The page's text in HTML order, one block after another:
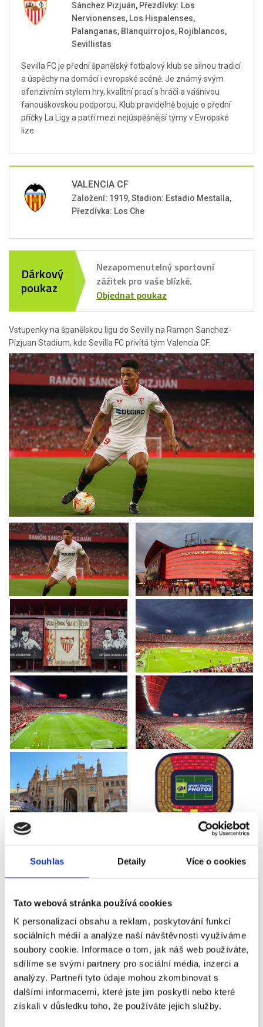
Souhlas Detaily Více o cookies
Tato webová stránka používá cookies
K personalizaci obsahu a reklam, poskytování funkcí
sociálních médií a analýze naší návštěvnosti využíváme
soubory cookie. Informace o tom, jak náš web používáte,
sdílíme se svými partnery pro sociální média, inzerci a
analýzy. Partneři tyto údaje mohou zkombinovat s
dalšími informacemi, které jste jim poskytli nebo které
získali v důsledku toho, že používáte jejich služby.
Vstupenky na španělskou ligu do Sevilly na Ramon Sanchez-
Pizjuan Stadium, kde Sevilla FC přivítá tým Valencia CF.
Název Příplatek
Sevilla FC - Valencia
CF - 1. kategorie -
sektor F41
+1 170 Kč
Sevilla FC - Valencia
+2 110 Kč
Sánchez Pizjuán, Přezdívky: Los
Nervionenses, Los Hispalenses,
Palanganas, Blanquirrojos, Rojiblancos,
Sevillistas
Sevilla FC je přední španělský fotbalový klub se silnou tradicí
a úspěchy na domácí i evropské scéně. Je známý svým
ofenzivním stylem hry, kvalitní prací s hráči a vášnivou
fanouškovskou podporou. Klub pravidelně bojuje o přední
příčky La Ligy a patří mezi nejúspěšnější týmy v Evropské
lize.
VALENCIA CF
Založení: 1919, Stadion: Estadio Mestalla,
Přezdívka: Los Che
Dárkový
poukaz
Nezapomenutelný sportovní
zážitek pro vaše blízké.
Objednat poukaz